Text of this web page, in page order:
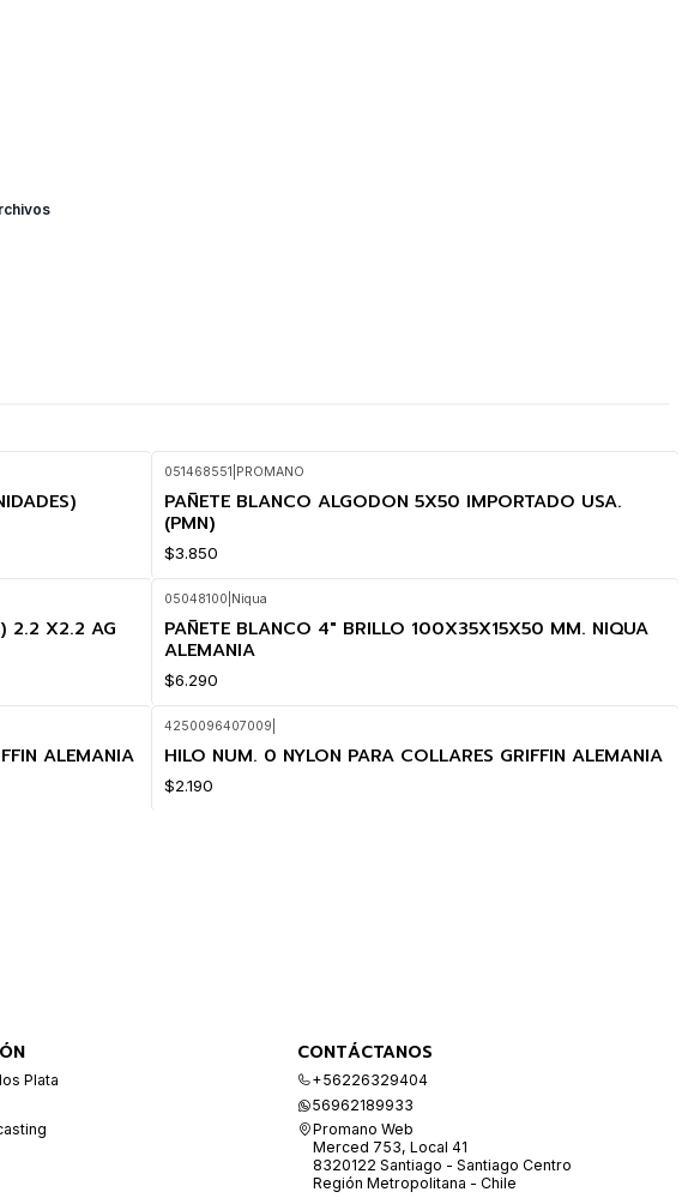
051468551 PROMANO
PAÑETE BLANCO ALGODON 5X50 IMPORTADO USA.
(PMN)
$3.850
2.2 X2.2 AG
05048100 Niqua
PAÑETE BLANCO 4" BRILLO 100X35X15X50 MM. NIQUA
ALEMANIA
$6.290
ALEMANIA
4250096407009
HILO NUM. 0 NYLON PARA COLLARES GRIFFIN ALEMANIA
$2.190
Plata
CONTÁCTANOS
+56226329404
56962189933
Promano Web
Merced 753, Local 41
8320122 Santiago - Santiago Centro
Región Metropolitana - Chile